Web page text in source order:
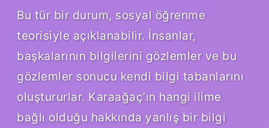
Bu tür bir durum, sosyal öğrenme
teorisiyle açıklanabilir. İnsanlar,
başkalarının bilgilerini gözlemler ve bu
gözlemler sonucu kendi bilgi tabanlarını
oluştururlar. Karaağaç’ın hangi ilime
bağlı olduğu hakkında yanlış bir bilgi